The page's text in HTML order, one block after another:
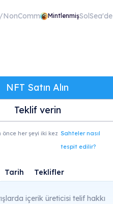
NonComm MintlenmişSolSea'de
NFT Satın Alın
Teklif verin
her şeyi iki kez Sahteler nasıl
tespit edilir?
Tarih Teklifler
içerik üreticisi telif hakkı